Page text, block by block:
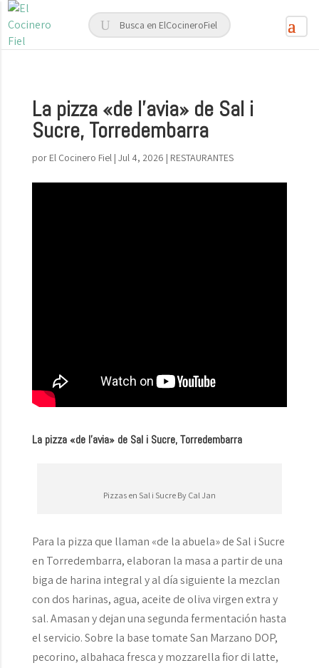
La pizza «de l’avia» de Sal i
Sucre, Torredembarra
por El Cocinero Fiel| Jul 4, 2026 | RESTAURANTES
La pizza «de l’avia» de Sal i Sucre, Torredembarra
Pizzas en Sal i Sucre By Cal Jan
Para la pizza que llaman «de la abuela» de Sal i Sucre
en Torredembarra, elaboran la masa a partir de una
biga de harina integral y al día siguiente la mezclan
con dos harinas, agua, aceite de oliva virgen extra y
sal. Amasan y dejan una segunda fermentación hasta
el servicio. Sobre la base tomate San Marzano DOP,
pecorino, albahaca fresca y mozzarella fior di latte,